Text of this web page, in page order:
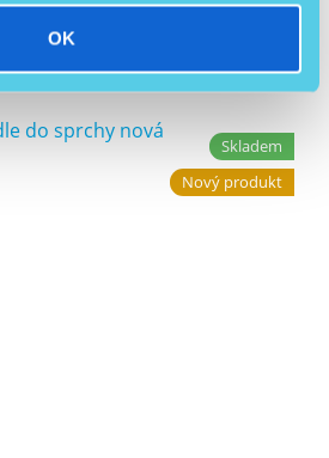
OK
produkty
Skladem
Nový produkt